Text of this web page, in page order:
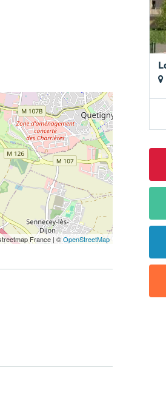
France | ©OpenStreetMap